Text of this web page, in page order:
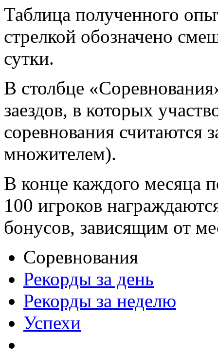
Таблица полученного
стрелкой обозначено
сутки.
В столбце
заездов, в которых
соревнования считаются
множителем).
В конце каждого месяца
100 игроков
бонусов, зависящим от
Соревнования
Рекорды за день
Рекорды за неделю
Успехи